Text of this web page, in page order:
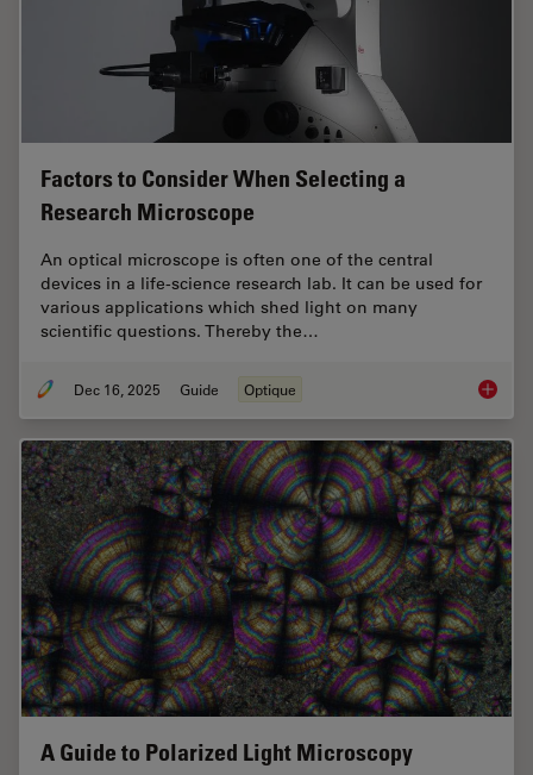
Factors to Consider When Selecting a
Research Microscope
An optical microscope is often one of the central
devices in a life-science research lab. It can be used for
various applications which shed light on many
scientific questions. Thereby the…
Dec 16, 2025 Guide Optique Factors
A Guide to Polarized Light Microscopy